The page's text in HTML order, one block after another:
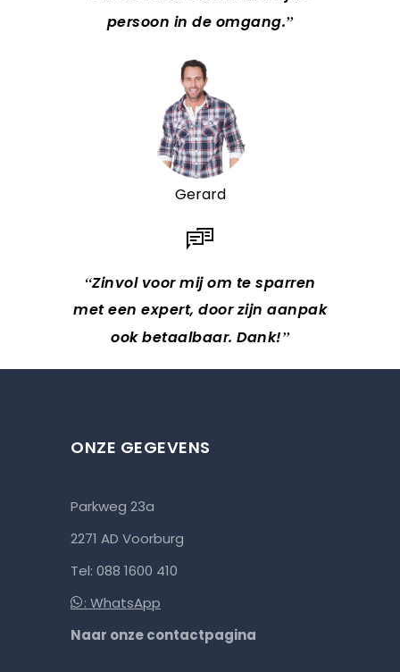
persoon in de omgang.
Gerard
Zinvol voor mij om te sparren
met een expert, door zijn aanpak
ook betaalbaar. Dank!
ONZE GEGEVENS
Parkweg 23a
2271 AD Voorburg
Tel: 088 1600 410
: WhatsApp
Naar onze contactpagina